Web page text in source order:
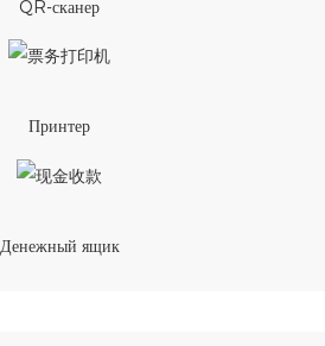
QR-сканер
Принтер
Денежный ящик